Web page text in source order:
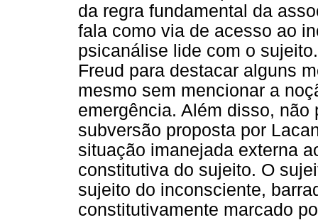
da regra fundamental da
fala como via de acesso ao
psicanálise lide com o
Freud para destacar alguns
mesmo sem mencionar a
emergência. Além disso,
subversão proposta por
situação imanejada externa
constitutiva do sujeito. O
sujeito do inconsciente,
constitutivamente marcado